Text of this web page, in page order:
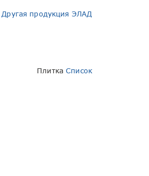
Другая продукция ЭЛАД
Плитка Список